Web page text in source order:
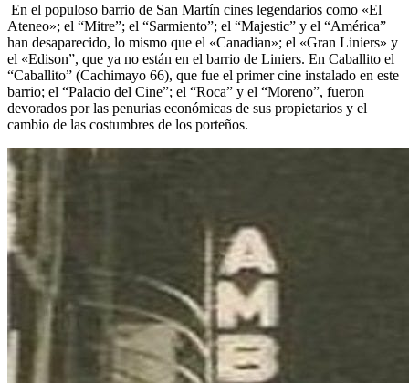
En el populoso barrio de San Martín cines legendarios como «El
Ateneo»; el “Mitre”; el “Sarmiento”; el “Majestic” y el “América”
han desaparecido, lo mismo que el «Canadian»; el «Gran Liniers» y
el «Edison”, que ya no están en el barrio de Liniers. En Caballito el
“Caballito” (Cachimayo 66), que fue el primer cine instalado en este
barrio; el “Palacio del Cine”; el “Roca” y el “Moreno”, fueron
devorados por las penurias económicas de sus propietarios y el
cambio de las costumbres de los porteños.